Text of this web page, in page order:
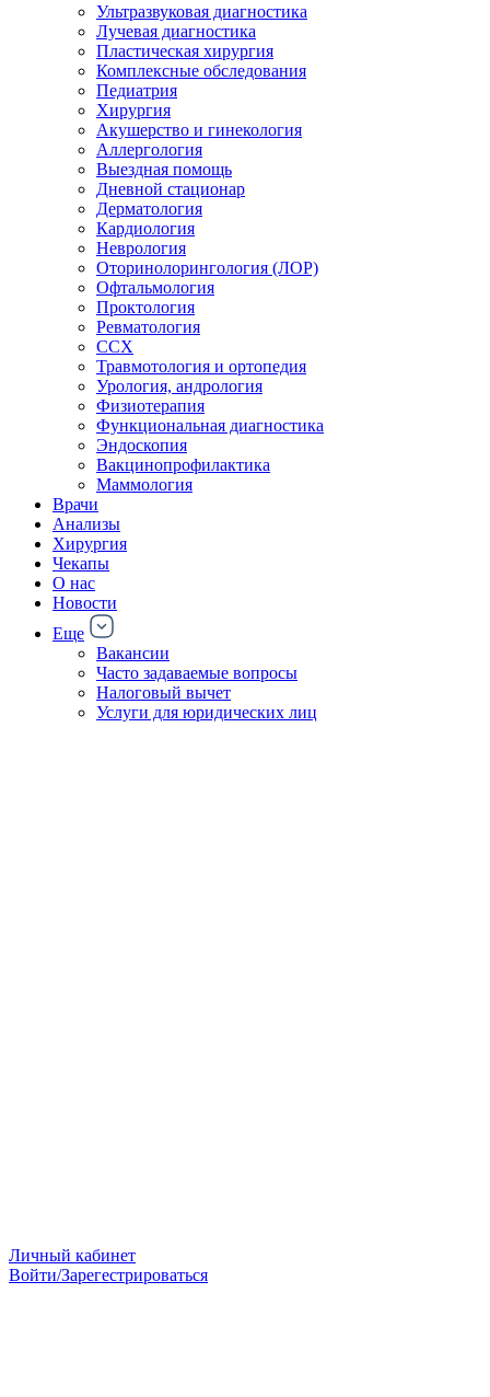
Ультразвуковая диагностика
Лучевая диагностика
Пластическая хирургия
Комплексные обследования
Педиатрия
Хирургия
Акушерство и гинекология
Аллергология
Выездная помощь
Дневной стационар
Дерматология
Кардиология
Неврология
Оторинолорингология (ЛОР)
Офтальмология
Проктология
Ревматология
ССХ
Травмотология и ортопедия
Урология, андрология
Физиотерапия
Функциональная диагностика
Эндоскопия
Вакцинопрофилактика
Маммология
Врачи
Анализы
Хирургия
Чекапы
О нас
Новости
Еще
Вакансии
Часто задаваемые вопросы
Налоговый вычет
Услуги для юридических лиц
Личный кабинет
Войти/Зарегестрироваться